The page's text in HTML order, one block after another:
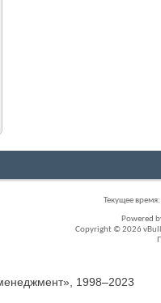
Текущее время:
Powered
Copyright © 2026
1998–2023